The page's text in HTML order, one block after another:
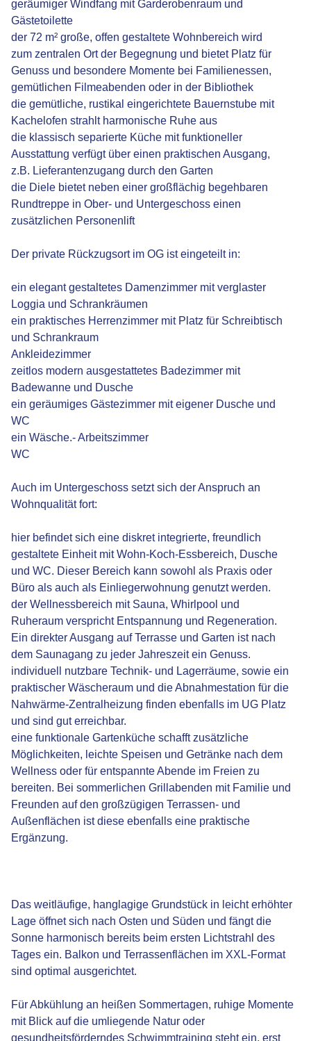
geräumiger Windfang mit Garderobenraum und
Gästetoilette
der 72 m² große, offen gestaltete Wohnbereich wird
zum zentralen Ort der Begegnung und bietet Platz für
Genuss und besondere Momente bei Familienessen,
gemütlichen Filmeabenden oder in der Bibliothek
die gemütliche, rustikal eingerichtete Bauernstube mit
Kachelofen strahlt harmonische Ruhe aus
die klassisch separierte Küche mit funktioneller
Ausstattung verfügt über einen praktischen Ausgang,
z.B. Lieferantenzugang durch den Garten
die Diele bietet neben einer großflächig begehbaren
Rundtreppe in Ober- und Untergeschoss einen
zusätzlichen Personenlift
Der private Rückzugsort im OG ist eingeteilt in:
ein elegant gestaltetes Damenzimmer mit verglaster
Loggia und Schrankräumen
ein praktisches Herrenzimmer mit Platz für Schreibtisch
und Schrankraum
Ankleidezimmer
zeitlos modern ausgestattetes Badezimmer mit
Badewanne und Dusche
ein geräumiges Gästezimmer mit eigener Dusche und
WC
ein Wäsche.- Arbeitszimmer
WC
Auch im Untergeschoss setzt sich der Anspruch an
Wohnqualität fort:
hier befindet sich eine diskret integrierte, freundlich
gestaltete Einheit mit Wohn-Koch-Essbereich, Dusche
und WC. Dieser Bereich kann sowohl als Praxis oder
Büro als auch als Einliegerwohnung genutzt werden.
der Wellnessbereich mit Sauna, Whirlpool und
Ruheraum verspricht Entspannung und Regeneration.
Ein direkter Ausgang auf Terrasse und Garten ist nach
dem Saunagang zu jeder Jahreszeit ein Genuss.
individuell nutzbare Technik- und Lagerräume, sowie ein
praktischer Wäscheraum und die Abnahmestation für die
Nahwärme-Zentralheizung finden ebenfalls im UG Platz
und sind gut erreichbar.
eine funktionale Gartenküche schafft zusätzliche
Möglichkeiten, leichte Speisen und Getränke nach dem
Wellness oder für entspannte Abende im Freien zu
bereiten. Bei sommerlichen Grillabenden mit Familie und
Freunden auf den großzügigen Terrassen- und
Außenflächen ist diese ebenfalls eine praktische
Ergänzung.
Das weitläufige, hanglagige Grundstück in leicht erhöhter
Lage öffnet sich nach Osten und Süden und fängt die
Sonne harmonisch bereits beim ersten Lichtstrahl des
Tages ein. Balkon und Terrassenflächen im XXL-Format
sind optimal ausgerichtet.
Für Abkühlung an heißen Sommertagen, ruhige Momente
mit Blick auf die umliegende Natur oder
gesundheitsförderndes Schwimmtraining steht ein, erst